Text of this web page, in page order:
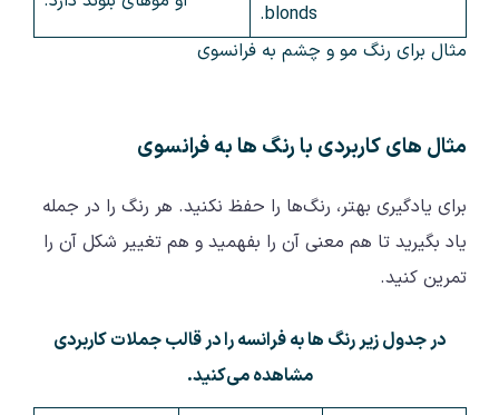
blonds.
مثال برای رنگ مو و چشم به فرانسوی
مثال‌ های کاربردی با رنگ‌ ها به فرانسوی
برای یادگیری بهتر، رنگ‌ها را حفظ نکنید. هر رنگ را در جمله
یاد بگیرید تا هم معنی آن را بفهمید و هم تغییر شکل آن را
تمرین کنید.
در جدول زیر رنگ ها به فرانسه را در قالب جملات کاربردی
مشاهده می‌کنید.